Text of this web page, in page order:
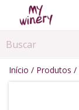
Início / Produtos /